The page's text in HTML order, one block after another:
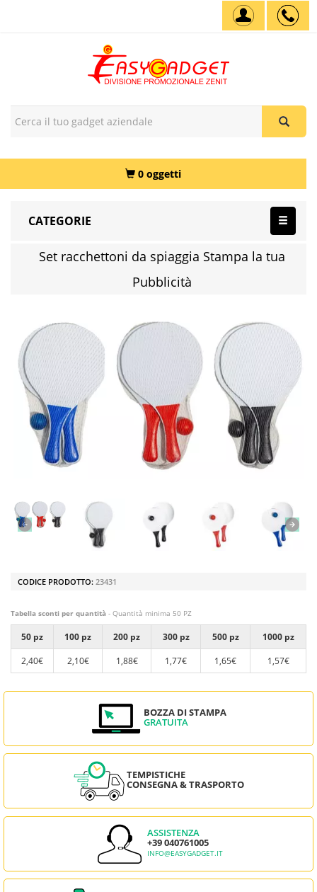
0 oggetti
CATEGORIE
Set racchettoni da spiaggia Stampa la tua
Pubblicità
CODICE PRODOTTO: 23431
Tabella sconti per quantità - Quantità minima 50 PZ
50 pz 100 pz 200 pz 300 pz 500 pz
1000 pz
2,40€
2,10€ 1,88€ 1,77€ 1,65€ 1,57€
BOZZA DI STAMPA
GRATUITA
TEMPISTICHE
CONSEGNA & TRASPORTO
ASSISTENZA
+39 040761005
INFO@EASYGADGET.IT